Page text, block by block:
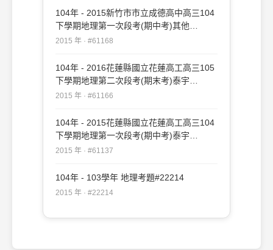
104年 - 2015新竹市市立成德高中高三104
下學期地理第一次段考(期中考)其他
#61168
2015 年 · #61168
104年 - 2016花蓮縣國立花蓮高工高三105
下學期地理第二次段考(期末考)泰宇
#61166
2015 年 · #61166
104年 - 2015花蓮縣國立花蓮高工高三104
下學期地理第一次段考(期中考)泰宇
#61137
2015 年 · #61137
104年 - 103學年 地理考題#22214
2015 年 · #22214